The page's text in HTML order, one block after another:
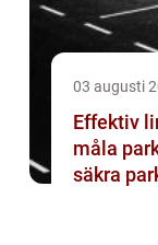
03 augusti
Effektiv
måla
säkra